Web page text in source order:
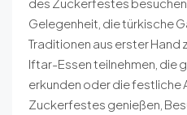
Gelegenheit, die türkische
Traditionen aus erster Hand
Iftar-Essen teilnehmen, die
erkunden oder die festliche
Zuckerfestes genießen,